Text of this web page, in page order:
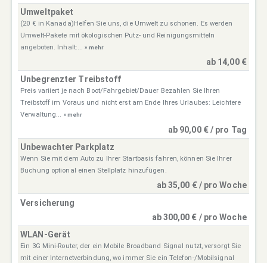
Umweltpaket
(20 € in Kanada)Helfen Sie uns, die Umwelt zu schonen. Es werden
Umwelt-Pakete mit ökologischen Putz- und Reinigungsmitteln
angeboten. Inhalt:...» mehr
ab 14,00 €
Unbegrenzter Treibstoff
Preis variiert je nach Boot/Fahrgebiet/Dauer Bezahlen Sie Ihren
Treibstoff im Voraus und nicht erst am Ende Ihres Urlaubes: Leichtere
Verwaltung... » mehr
ab 90,00 € / pro Tag
Unbewachter Parkplatz
Wenn Sie mit dem Auto zu Ihrer Startbasis fahren, können Sie Ihrer
Buchung optional einen Stellplatz hinzufügen.
ab 35,00 € / pro Woche
Versicherung
ab 300,00 € / pro Woche
WLAN-Gerät
Ein 3G Mini-Router, der ein Mobile Broadband Signal nutzt, versorgt Sie
mit einer Internetverbindung, wo immer Sie ein Telefon-/Mobilsignal